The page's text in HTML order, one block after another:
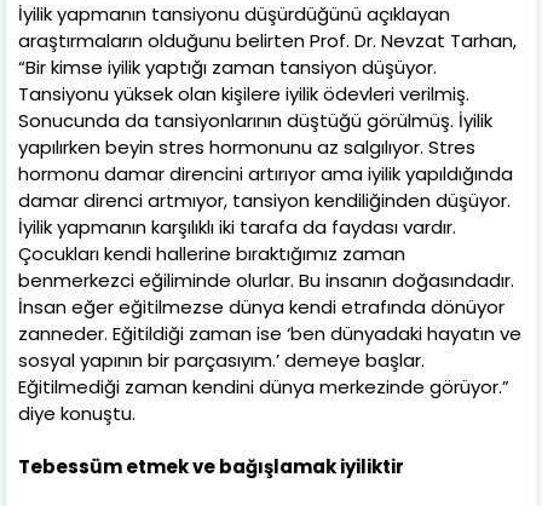
İyilik yapmanın tansiyonu düşürdüğünü açıklayan
araştırmaların olduğunu belirten Prof. Dr. Nevzat Tarhan,
“Bir kimse iyilik yaptığı zaman tansiyon düşüyor.
Tansiyonu yüksek olan kişilere iyilik ödevleri verilmiş.
Sonucunda da tansiyonlarının düştüğü görülmüş. İyilik
yapılırken beyin stres hormonunu az salgılıyor. Stres
hormonu damar direncini artırıyor ama iyilik yapıldığında
damar direnci artmıyor, tansiyon kendiliğinden düşüyor.
İyilik yapmanın karşılıklı iki tarafa da faydası vardır.
Çocukları kendi hallerine bıraktığımız zaman
benmerkezci eğiliminde olurlar. Bu insanın doğasındadır.
İnsan eğer eğitilmezse dünya kendi etrafında dönüyor
zanneder. Eğitildiği zaman ise ‘ben dünyadaki hayatın ve
sosyal yapının bir parçasıyım.’ demeye başlar.
Eğitilmediği zaman kendini dünya merkezinde görüyor.”
diye konuştu.
Tebessüm etmek ve bağışlamak iyiliktir